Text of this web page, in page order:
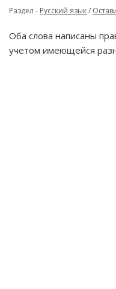
Раздел - Русский язык/
Оба слова написаны
учетом имеющейся